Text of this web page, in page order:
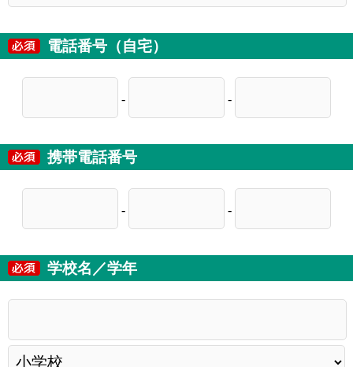
電話番号（自宅）
- -
携帯電話番号
- -
学校名／学年